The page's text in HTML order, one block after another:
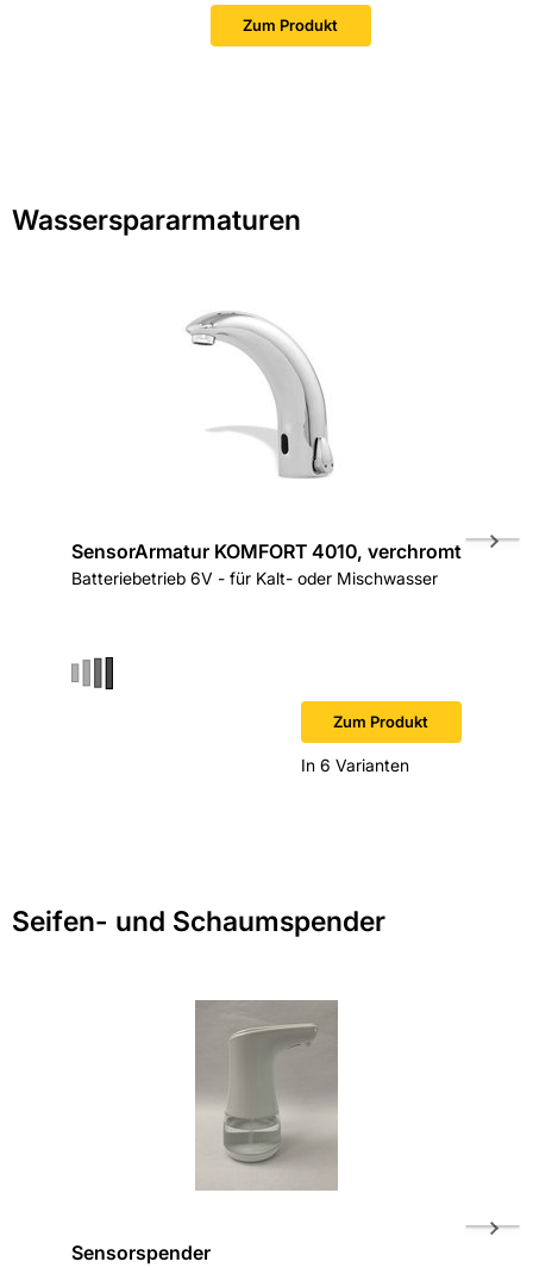
Zum Produkt
Wasserspararmaturen
SensorArmatur KOMFORT 4010, verchromt
Batteriebetrieb 6V - für Kalt- oder Mischwasser
Zum Produkt
In 6 Varianten
Seifen- und Schaumspender
Sensorspender